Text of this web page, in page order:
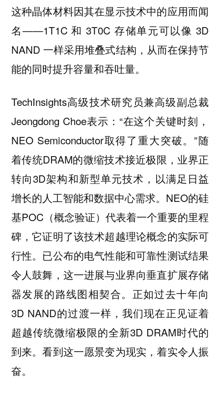
这种晶体材料因其在显示技术中的应用而闻
名——1T1C 和 3T0C 存储单元可以像 3D
NAND 一样采用堆叠式结构，从而在保持节
能的同时提升容量和吞吐量。
TechInsights高级技术研究员兼高级副总裁
Jeongdong Choe表示：“在这个关键时刻，
NEO Semiconductor取得了重大突破。”随
着传统DRAM的微缩技术接近极限，业界正
转向3D架构和新型单元技术，以满足日益
增长的人工智能和数据中心需求。NEO的硅
基POC（概念验证）代表着一个重要的里程
碑，它证明了该技术超越理论概念的实际可
行性。已公布的电气性能和可靠性测试结果
令人鼓舞，这一进展与业界向垂直扩展存储
器发展的路线图相契合。正如过去十年向
3D NAND的过渡一样，我们现在正见证着
超越传统微缩极限的全新3D DRAM时代的
到来。看到这一愿景变为现实，着实令人振
奋。